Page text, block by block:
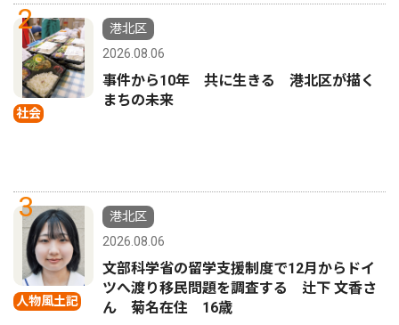
2
社会
港北区
2026.08.06
事件から10年 共に生きる 港北区が描く
まちの未来
3
人物風土記
港北区
2026.08.06
文部科学省の留学支援制度で12月からドイ
ツへ渡り移民問題を調査する 辻下 文香さ
ん 菊名在住 16歳